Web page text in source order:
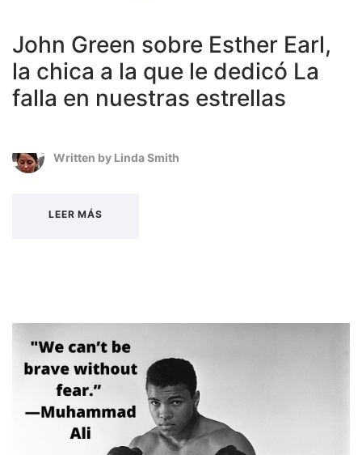
John Green sobre Esther Earl,
la chica a la que le dedicó La
falla en nuestras estrellas
Written by Linda Smith
LEER MÁS